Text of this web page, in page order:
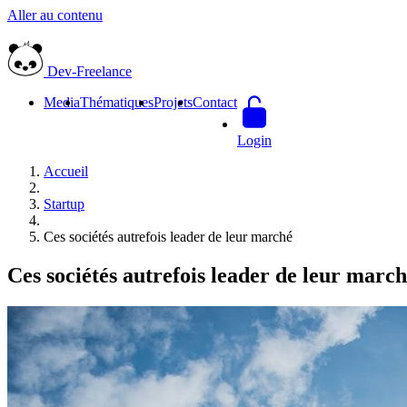
Aller au contenu
Dev-Freelance
MediaThématiquesProjetsContact
Login
Accueil
Startup
Ces sociétés autrefois leader de leur marché
Ces sociétés autrefois leader de leur